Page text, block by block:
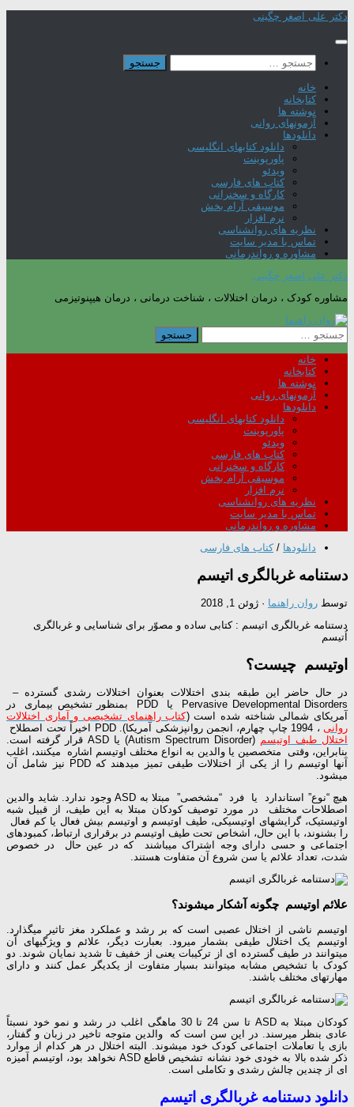
Skip
content
دکتر علی اصغر چگینی
جستجو
برای:
خانه
کتابخانه
نوشته ها
آزمونهای روانی
دانلودها
دانلود کتابهای انگلیسی
پاورپوینت
ویدئو
کتاب های فارسی
کارگاه و سخنرانی
موسیقی آرام بخش
نرم افزار
نظریه های روانشناسی
تماس با مدیر سایت
مشاوره و رواندرمانی
دکتر علی اصغر چگینی
مشاوره کودک ، درمان اختلالات ، شناخت درمانی ، درمان هیپنوتیزمی
جستجو
برای:
خانه
کتابخانه
نوشته ها
آزمونهای روانی
دانلودها
دانلود کتابهای انگلیسی
پاورپوینت
ویدئو
کتاب های فارسی
کارگاه و سخنرانی
موسیقی آرام بخش
نرم افزار
نظریه های روانشناسی
تماس با مدیر سایت
مشاوره و رواندرمانی
دانلودها / کتاب های فارسی
دستنامه غربالگری اتیسم
توسط روان راهنما · ژوئن 1, 2018
دستنامه غربالگری اتیسم : کتابی ساده و مصوّر برای شناسایی و غربالگری
اُتیسم
اوتیسم چیست؟
در حال حاضر این طبقه بندی اختلالات بعنوان اختلالات رشدی گسترده –
Pervasive Developmental Disorders یا PDD بمنظور تشخیص بیماری در
آمریکای شمالی شناخته شده است (کتاب راهنمای تشخیصی و آماری اختلالات
روانی، 1994 چاپ چهارم، انجمن روانپزشکی آمریکا). PDD اخیراً تحت اصطلاح
اختلال طیف اوتیسم
(Autism Spectrum Disorder) یا ASD قرار گرفته است.
بنابراین، وقتی متخصصین یا والدین به انواع مختلف اوتیسم اشاره میکنند، اغلب
آنها اوتیسم را از یکی از اختلالات طیفی تمیز میدهند که PDD نیز شامل آن
میشود.
هیچ “نوع” استاندارد یا فرد “مشخصی” مبتلا به ASD وجود ندارد. شاید والدین
اصطلاحات مختلف در مورد توصیف کودکان مبتلا به این طیف، از قبیل شبه
اوتیستیک، گرایشهای اوتیسیکی، طیف اوتیسم و اوتیسم بیش فعال یا کم فعال
را بشنوند، با این حال، اشخاص تحت طیف اوتیسم در برقراری ارتباط، کمبودهای
اجتماعی و حسی دارای وجه اشتراک میباشند که در عین حال در خصوص
شدت، تعداد علائم یا سن شروع آن متفاوت هستند.
علائم اوتیسم چگونه آشکار میشوند؟
اوتیسم ناشی از اختلال عصبی است که بر رشد و عملکرد مغز تاثیر میگذارد.
اوتیسم یک اختلال طیفی بشمار میرود. بعبارت دیگر، علائم و ویژگیهای آن
میتوانند در طیف گسترده ای از ترکیبات یعنی از خفیف تا شدید نمایان شوند. دو
کودک با تشخیص مشابه میتوانند بسیار متفاوت از یکدیگر عمل کنند و دارای
مهارتهای مختلف باشند.
کودکان مبتلا به ASD تا سن 24 تا 30 ماهگی اغلب در رشد و نمو خود نسبتاً
عادی بنظر میرسند. در این سن است که والدین متوجه تاخیر در زبان و گفتار،
بازی یا تعاملات اجتماعی کودک خود میشوند. البته اختلال در هر کدام از موارد
ذکر شده بالا به خودی خود نشانه تشخیص قاطع ASD نخواهد بود، اوتیسم آمیزه
ای از چندین چالش رشدی و تکاملی است.
دانلود دستنامه غربالگری اتیسم